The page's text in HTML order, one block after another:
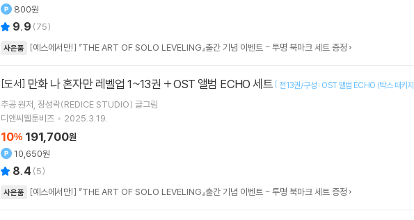
800원
9.9 (75)
사은품 [예스에서만!] 『THE ART OF SOLO LEVELING』출간 기념 이벤트 - 투명 북마크 세트 증정
[도서] 만화 나 혼자만 레벨업 1~13권 + OST 앨범 ECHO 세트 [ 전13권/구성 : OST 앨범 ECHO (박스 패키지
추공원저 장성락(REDICE STUDIO) 글그림
디앤씨웹툰비즈
2025.3.19.
10% 191,700원
10,650원
8.4 (5)
사은품 [예스에서만!] 『THE ART OF SOLO LEVELING』출간 기념 이벤트 - 투명 북마크 세트 증정